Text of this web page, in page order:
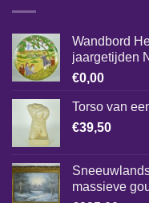
Wandbord
jaargetijden
€0,00
Torso van
€39,50
massieve